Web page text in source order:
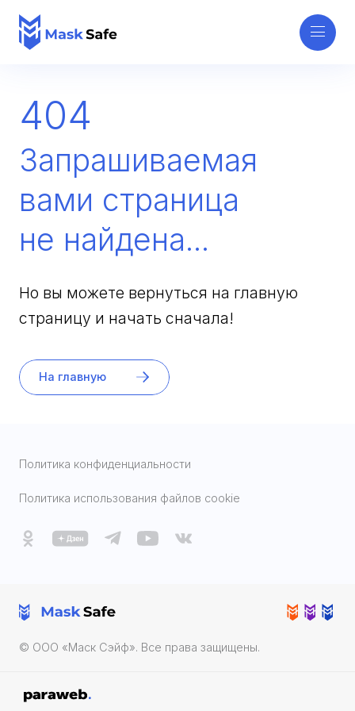
404
Запрашиваемая
вами страница
не найдена...
Но вы можете вернуться на главную
страницу и начать сначала!
На главную
Политика конфиденциальности
Политика использования файлов cookie
© ООО «Маск Cэйф». Все права защищены.